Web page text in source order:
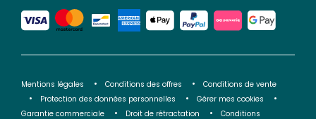
Mentions légales Conditions des offres
Conditions de vente
Protection des données personnelles
Gérer mes cookies
Garantie commerciale
Droit de rétractation Conditions